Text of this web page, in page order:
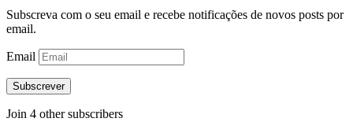
Subscreva com o seu email e recebe notificações de novos posts por
email.
Email
Subscrever
Join 4 other subscribers